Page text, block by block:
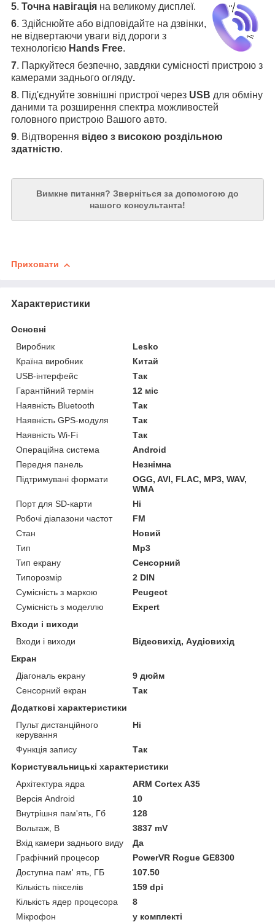
5. Точна навігація на великому дисплеї.
6. Здійснюйте або відповідайте на дзвінки,
не відвертаючи уваги від дороги з
технологією Hands Free.
7. Паркуйтеся безпечно, завдяки сумісності пристрою з
камерами заднього огляду.
8. Під'єднуйте зовнішні пристрої через USB для обміну
даними та розширення спектра можливостей
головного пристрою Вашого авто.
9. Відтворення відео з високою роздільною
здатністю.
Вимкне питання? Зверніться за допомогою до
нашого консультанта!
Приховати
Характеристики
Основні
Виробник
Lesko
Країна виробник
Китай
USB-інтерфейс
Так
Гарантійний термін
12 міс
Наявність Bluetooth
Так
Наявність GPS-модуля
Так
Наявність Wi-Fi
Так
Операційна система
Android
Передня панель
Незнімна
Підтримувані формати
OGG, AVI, FLAC, MP3, WAV,
WMA
Порт для SD-карти
Ні
Робочі діапазони частот
FM
Стан
Новий
Тип
Mp3
Тип екрану
Сенсорний
Типорозмір
2 DIN
Сумісність з маркою
Peugeot
Сумісність з моделлю
Expert
Входи і виходи
Входи і виходи
Відеовихід, Аудіовихід
Екран
Діагональ екрану
9 дюйм
Сенсорний екран
Так
Додаткові характеристики
Пульт дистанційного
керування
Ні
Функція запису
Так
Користувальницькі характеристики
Архітектура ядра
ARM Cortex A35
Версія Android
10
Внутрішня пам'ять, Гб
128
Вольтаж, В
3837 mV
Вхід камери заднього виду
Да
Графічний процесор
PowerVR Rogue GE8300
Доступна пам' ять, ГБ
107.50
Кількість пікселів
159 dpi
Кількість ядер процесора
8
Мікрофон
у комплекті